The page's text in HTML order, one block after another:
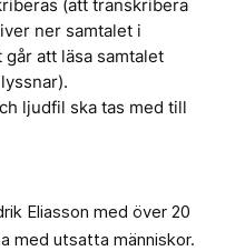
(att transkribera
ner samtalet i
att läsa samtalet
ljudfil ska tas med till
Eliasson med över 20
med utsatta människor.